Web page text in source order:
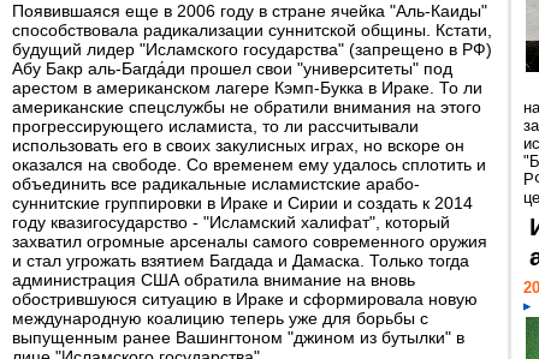
Появившаяся еще в 2006 году в стране ячейка "Аль-Каиды"
способствовала радикализации суннитской общины. Кстати,
будущий лидер "Исламского государства" (запрещено в РФ)
Абу Бакр аль-Багда́ди прошел свои "университеты" под
арестом в американском лагере Кэмп-Букка в Ираке. То ли
американские спецслужбы не обратили внимания на этого
прогрессирующего исламиста, то ли рассчитывали
использовать его в своих закулисных играх, но вскоре он
оказался на свободе. Со временем ему удалось сплотить и
объединить все радикальные исламистские арабо-
суннитские группировки в Ираке и Сирии и создать к 2014
году квазигосударство - "Исламский халифат", который
захватил огромные арсеналы самого современного оружия
и стал угрожать взятием Багдада и Дамаска. Только тогда
администрация США обратила внимание на вновь
обострившуюся ситуацию в Ираке и сформировала новую
международную коалицию теперь уже для борьбы с
выпущенным ранее Вашингтоном "джином из бутылки" в